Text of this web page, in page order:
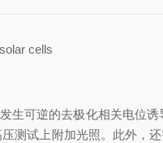
cells
可逆的去极化相关电位
测试上附加光照。此外，